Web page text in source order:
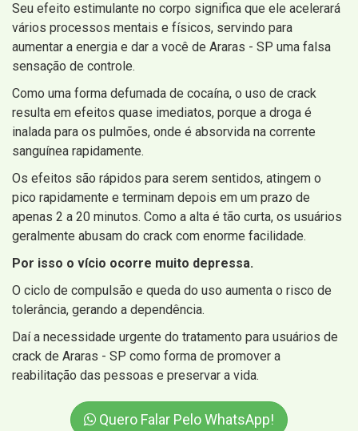
Seu efeito estimulante no corpo significa que ele acelerará
vários processos mentais e físicos, servindo para
aumentar a energia e dar a você de Araras - SP uma falsa
sensação de controle.
Como uma forma defumada de cocaína, o uso de crack
resulta em efeitos quase imediatos, porque a droga é
inalada para os pulmões, onde é absorvida na corrente
sanguínea rapidamente.
Os efeitos são rápidos para serem sentidos, atingem o
pico rapidamente e terminam depois em um prazo de
apenas 2 a 20 minutos. Como a alta é tão curta, os usuários
geralmente abusam do crack com enorme facilidade.
Por isso o vício ocorre muito depressa.
O ciclo de compulsão e queda do uso aumenta o risco de
tolerância, gerando a dependência.
Daí a necessidade urgente do tratamento para usuários de
crack de Araras - SP como forma de promover a
reabilitação das pessoas e preservar a vida.
Quero Falar Pelo WhatsApp!